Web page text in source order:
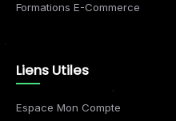
Formations E-Commerce
Liens Utiles
Espace Mon Compte